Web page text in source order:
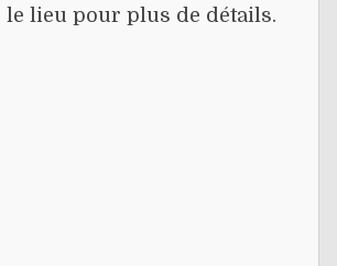
le lieu pour plus de détails.